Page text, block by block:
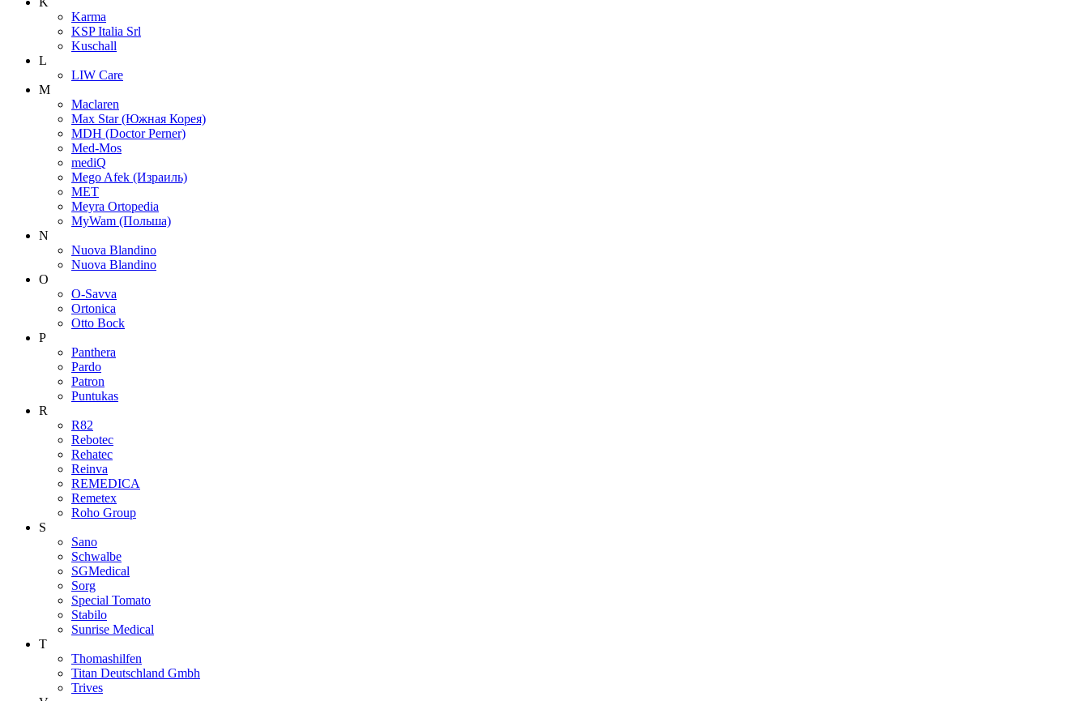
Karma
KSP Italia Srl
Kuschall
L
LIW Care
M
Maclaren
Max Star (Южная Корея)
MDH (Doctor Perner)
Med-Mos
mediQ
Mego Afek (Израиль)
MET
Meyra Ortopedia
MyWam (Польша)
N
Nuova Blandino
Nuova Blandino
O
O-Savva
Ortonica
Otto Bock
P
Panthera
Pardo
Patron
Puntukas
R
R82
Rebotec
Rehatec
Reinva
REMEDICA
Remetex
Roho Group
S
Sano
Schwalbe
SGMedical
Sorg
Special Tomato
Stabilo
Sunrise Medical
T
Thomashilfen
Titan Deutschland Gmbh
Trives